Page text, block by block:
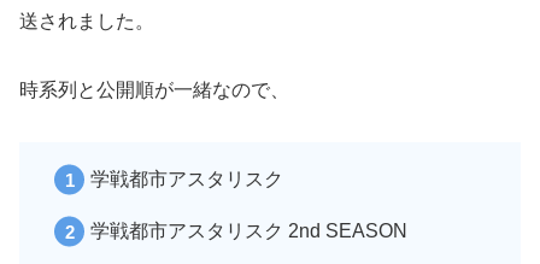
送されました。
時系列と公開順が一緒なので、
学戦都市アスタリスク
学戦都市アスタリスク 2nd SEASON